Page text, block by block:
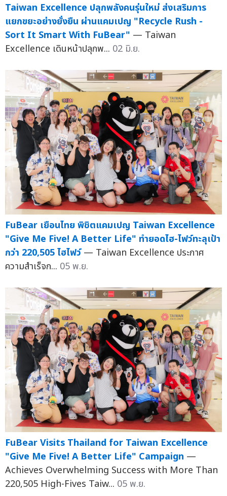
Taiwan Excellence ปลุกพลังคนรุ่นใหม่ ส่งเสริมการ
แยกขยะอย่างยั่งยืน ผ่านแคมเปญ "Recycle Rush -
Sort It Smart With FuBear" — Taiwan
Excellence เดินหน้าปลุกพ... 02 มิ.ย.
FuBear เยือนไทย พิชิตแคมเปญ Taiwan Excellence
"Give Me Five! A Better Life" ทำยอดไฮ-ไฟว์ทะลุเป้า
กว่า 220,505 ไฮไฟว์ — Taiwan Excellence ประกาศ
ความสำเร็จก... 05 พ.ย.
FuBear Visits Thailand for Taiwan Excellence
"Give Me Five! A Better Life" Campaign —
Achieves Overwhelming Success with More Than
220,505 High-Fives Taiw... 05 พ.ย.